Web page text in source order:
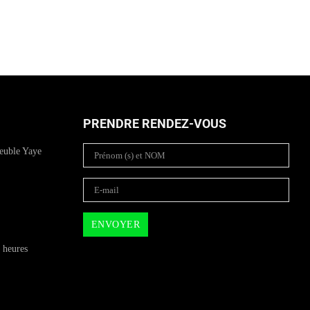
Yaye
PRENDRE RENDEZ-VOUS